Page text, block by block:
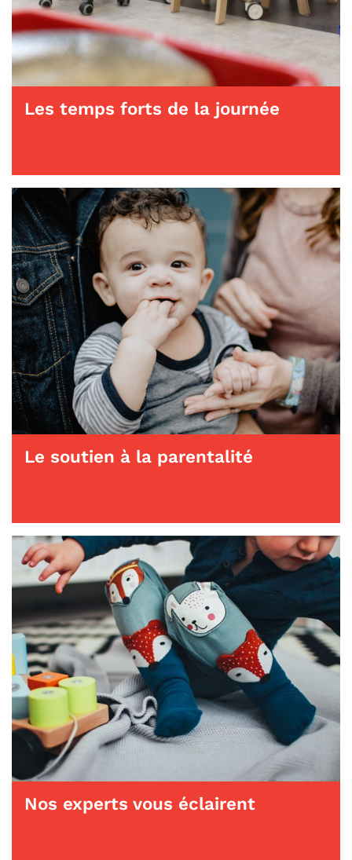
Les temps forts de la journée
Le soutien à la parentalité
Nos experts vous éclairent